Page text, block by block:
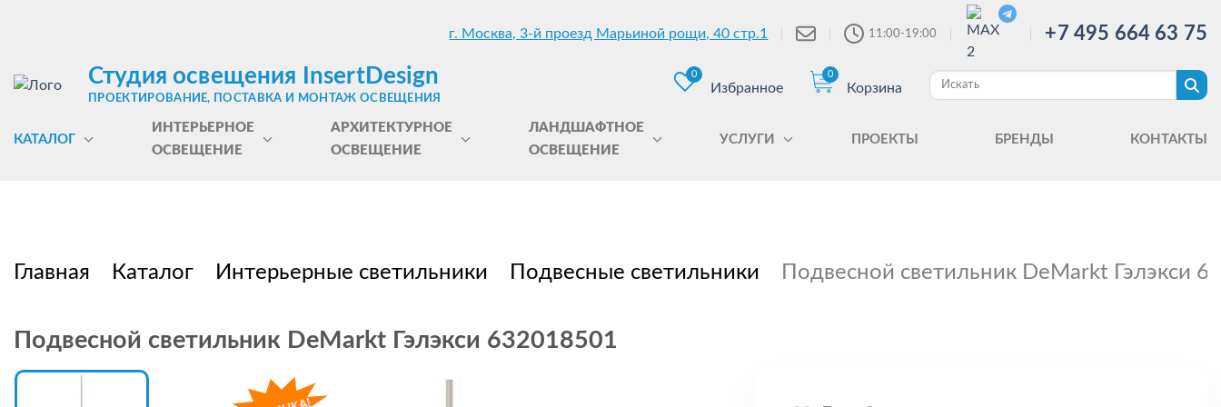
г. Москва, 3-й проезд Марьиной рощи, 40 стр.1 11:00-19:00 +7 495 664 63 75
Студия освещения InsertDesign
ПРОЕКТИРОВАНИЕ, ПОСТАВКА И МОНТАЖ ОСВЕЩЕНИЯ
0
Избранное
0
Корзина
КАТАЛОГ
ИНТЕРЬЕРНОЕ
ОСВЕЩЕНИЕ
АРХИТЕКТУРНОЕ
ОСВЕЩЕНИЕ
ЛАНДШАФТНОЕ
ОСВЕЩЕНИЕ
УСЛУГИ ПРОЕКТЫ БРЕНДЫ КОНТАКТЫ
Главная Каталог Интерьерные светильники Подвесные светильники Подвесной светильник DeMarkt Гэлэкси
Подвесной светильник DeMarkt Гэлэкси 632018501